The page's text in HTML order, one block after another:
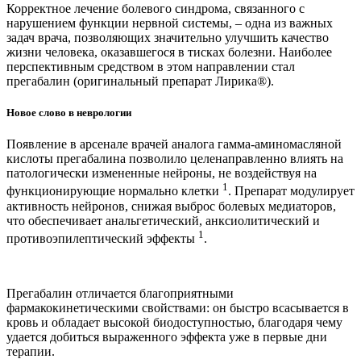
Корректное лечение болевого синдрома, связанного с
нарушением функции нервной системы, – одна из важных
задач врача, позволяющих значительно улучшить качество
жизни человека, оказавшегося в тисках болезни. Наиболее
перспективным средством в этом направлении стал
прегабалин (оригинальный препарат Лирика®).
Новое слово в неврологии
Появление в арсенале врачей аналога гамма-аминомасляной
кислоты прегабалина позволило целенаправленно влиять на
патологически измененные нейроны, не воздействуя на
функционирующие нормально клетки 1. Препарат модулирует
активность нейронов, снижая выброс болевых медиаторов,
что обеспечивает анальгетический, анксиолитический и
противоэпилептический эффекты 1 .
Прегабалин отличается благоприятными
фармакокинетическими свойствами: он быстро всасывается в
кровь и обладает высокой биодоступностью, благодаря чему
удается добиться выраженного эффекта уже в первые дни
терапии.